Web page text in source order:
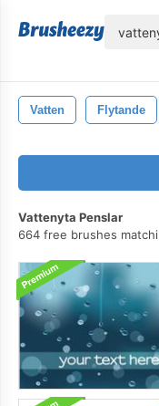
Vatten Flytande
Vattenyta Penslar
664 free brushes